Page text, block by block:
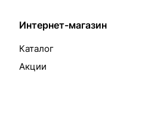
Интернет-магазин
Каталог
Акции